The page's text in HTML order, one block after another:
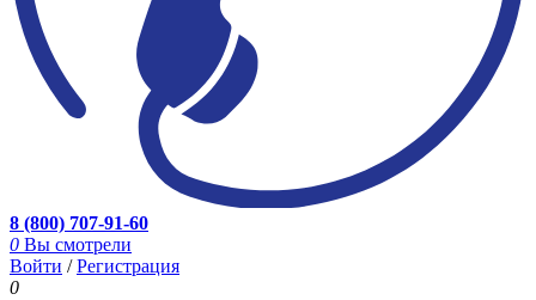
8 (800) 707-91-60
0 Вы смотрели
Войти /Регистрация
0